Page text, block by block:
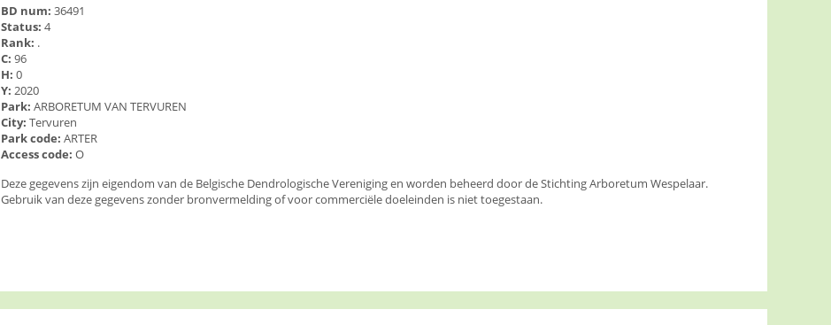
BD num: 36491
Status: 4
Rank: .
C: 96
H: 0
Y: 2020
Park: ARBORETUM VAN TERVUREN
City: Tervuren
Park code: ARTER
Access code: O
Deze gegevens zijn eigendom van de Belgische Dendrologische Vereniging en worden beheerd door de Stichting Arboretum Wespelaar.
Gebruik van deze gegevens zonder bronvermelding of voor commerciële doeleinden is niet toegestaan.